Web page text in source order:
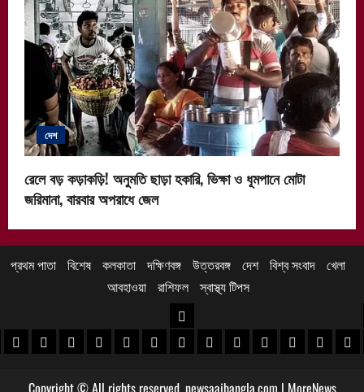
দেশ
রেলে বড় কড়াকড়ি! অনুমতি ছাড়া হকারি, ভিক্ষা ও ধূমপানে মোটা
জরিমানা, বারবার অপরাধে জেল
প্রথম পাতা বিশেষ কলকাতা দক্ষিণবঙ্গ উত্তরবঙ্গ দেশ বিশ্ব সংবাদ খেলা
আবহাওয়া
রাশিফল স্বাস্থ্য টিপস
খবর
খবর
পুরুলিয়া খবর
বাঁকুড়া খবরপশ্চিম বর্ধমান খবর
পূর্ব বর্ধমান খবর
বীরভূম খবরমুর্শিদাবাদ খবর
উত্তরবঙ্গ
কোচবিহার নিউজ
আলিপুরদুয়ার খবর
জলপাইগুড়ি খবর
শিলিগুড়ি খবর
উত্তরদক্ষিণ
Copyright © All rights reserved. newsaajbangla.com | MoreNews